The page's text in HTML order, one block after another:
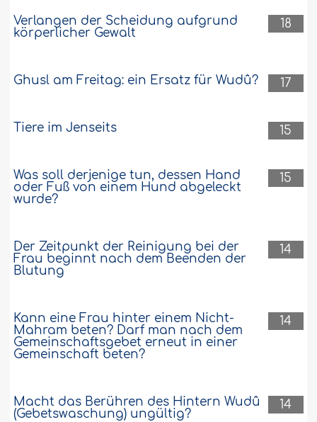
18
Verlangen der Scheidung aufgrund
körperlicher Gewalt
17
Ghusl am Freitag: ein Ersatz für Wudû?
15
Tiere im Jenseits
15
Was soll derjenige tun, dessen Hand
oder Fuß von einem Hund abgeleckt
wurde?
14
Der Zeitpunkt der Reinigung bei der
Frau beginnt nach dem Beenden der
Blutung
14
Kann eine Frau hinter einem Nicht-
Mahram beten? Darf man nach dem
Gemeinschaftsgebet erneut in einer
Gemeinschaft beten?
14
Macht das Berühren des Hintern Wudû
(Gebetswaschung) ungültig?